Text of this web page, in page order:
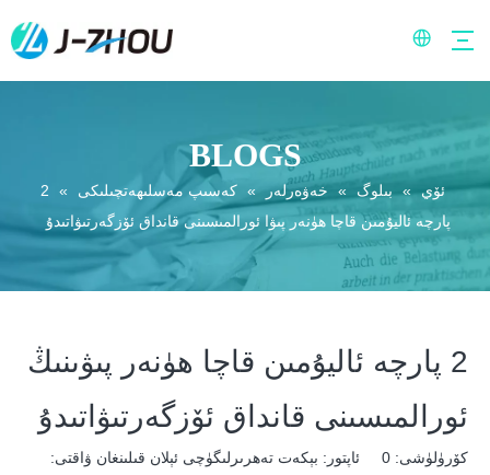
BLOGS
ئۆي » بىلوگ » خەۋەرلەر » كەسىپ مەسلىھەتچىلىكى »
2
پارچە ئاليۇمىن قاچا ھۈنەر پىۋا ئورالمىسىنى قانداق ئۆزگەرتىۋاتىدۇ
2 پارچە ئاليۇمىن قاچا ھۈنەر پىۋىنىڭ
ئورالمىسىنى قانداق ئۆزگەرتىۋاتىدۇ
كۆرۈلۈشى: 0 ئاپتور: بېكەت تەھرىرلىگۈچى ئېلان قىلىنغان ۋاقتى: